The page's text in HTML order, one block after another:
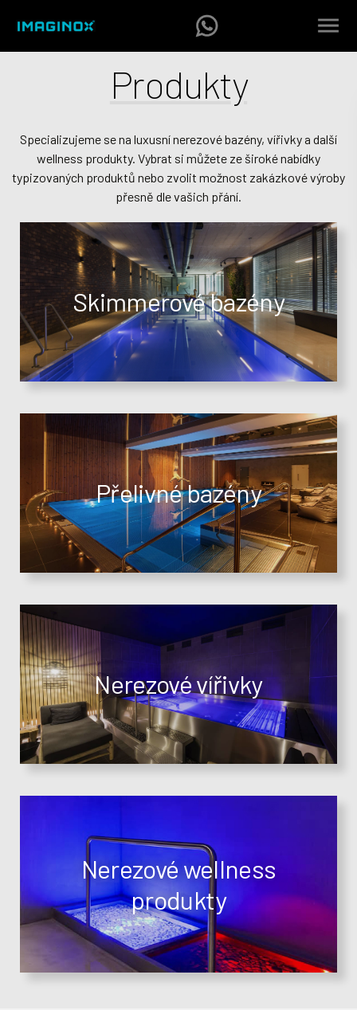
Produkty
Specializujeme se na luxusní nerezové bazény, vířivky a další
wellness produkty. Vybrat si můžete ze široké nabídky
typizovaných produktů nebo zvolit možnost zakázkové výroby
přesně dle vašich přání.
Skimmerové bazény
Přelivné bazény
Nerezové vířivky
Nerezové wellness
produkty